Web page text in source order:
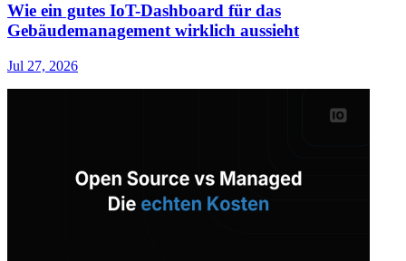
Wie ein gutes IoT-Dashboard für das
Gebäudemanagement wirklich aussieht
Jul 27, 2026